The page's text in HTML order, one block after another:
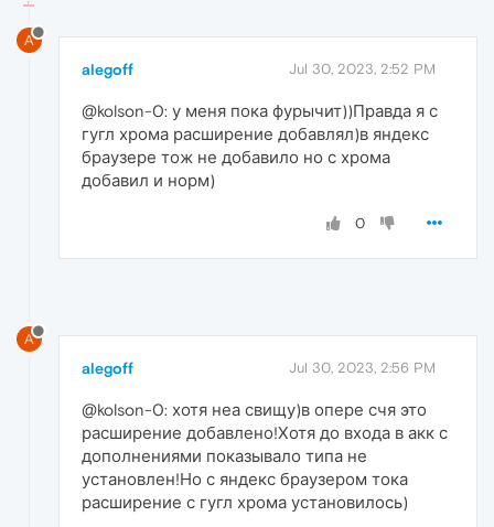
A
alegoff Jul 30, 2023, 2:52 PM
@kolson-0: у меня пока фурычит))Правда я с
гугл хрома расширение добавлял)в яндекс
браузере тож не добавило но с хрома
добавил и норм)
0
A
alegoff Jul 30, 2023, 2:56 PM
@kolson-0: хотя неа свищу)в опере счя это
расширение добавлено!Хотя до входа в акк с
дополнениями показывало типа не
установлен!Но с яндекс браузером тока
расширение с гугл хрома установилось)